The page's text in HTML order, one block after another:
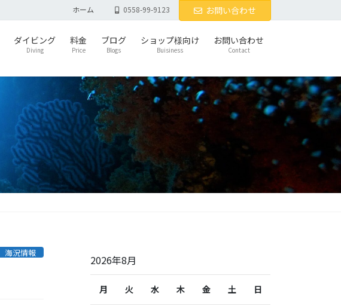
ホーム 0558-99-9123 お問い合わせ
ダイビング
Diving
料金
Price
ブログ
Blogs
ショップ様向け
Buisiness
お問い合わせ
Contact
海況情報
2026年8月
月 火 水 木 金 土 日